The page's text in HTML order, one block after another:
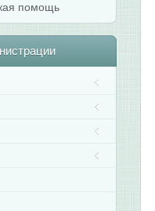
помощь